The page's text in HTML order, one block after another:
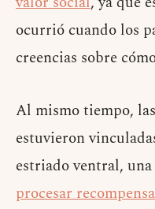
ocurrió cuando los
creencias sobre
Al mismo tiempo,
estuvieron
estriado ventral,
procesar